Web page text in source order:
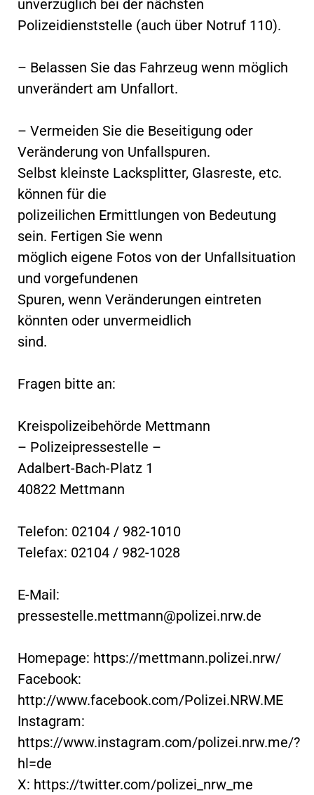
unverzüglich bei der nächsten
Polizeidienststelle (auch über Notruf 110).
– Belassen Sie das Fahrzeug wenn möglich
unverändert am Unfallort.
– Vermeiden Sie die Beseitigung oder
Veränderung von Unfallspuren.
Selbst kleinste Lacksplitter, Glasreste, etc.
können für die
polizeilichen Ermittlungen von Bedeutung
sein. Fertigen Sie wenn
möglich eigene Fotos von der Unfallsituation
und vorgefundenen
Spuren, wenn Veränderungen eintreten
könnten oder unvermeidlich
sind.
Fragen bitte an:
Kreispolizeibehörde Mettmann
– Polizeipressestelle –
Adalbert-Bach-Platz 1
40822 Mettmann
Telefon: 02104 / 982-1010
Telefax: 02104 / 982-1028
E-Mail:
pressestelle.mettmann@polizei.nrw.de
Homepage: https://mettmann.polizei.nrw/
Facebook:
http://www.facebook.com/Polizei.NRW.ME
Instagram:
https://www.instagram.com/polizei.nrw.me/?
hl=de
X: https://twitter.com/polizei_nrw_me